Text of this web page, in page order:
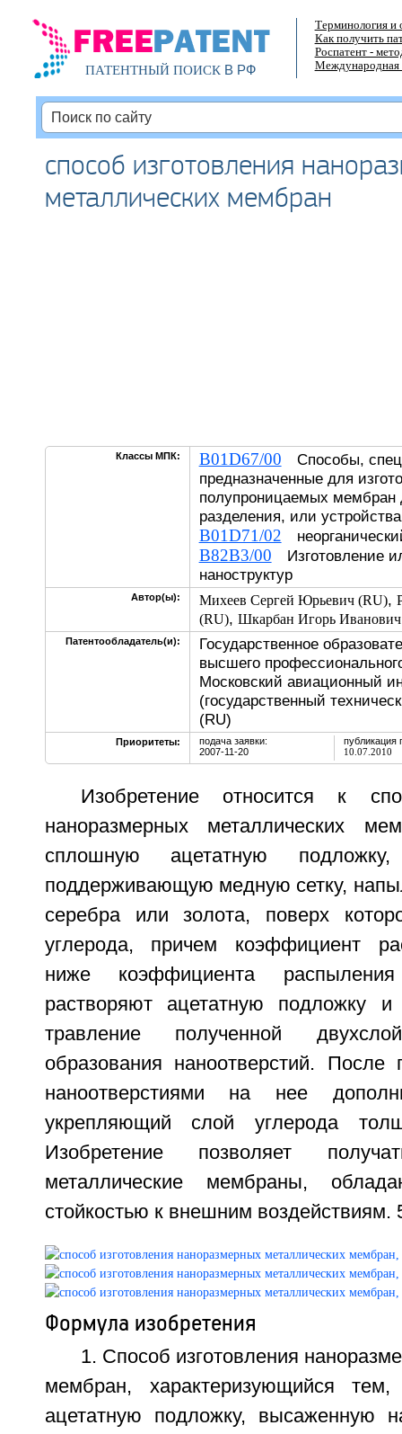
ПАТЕНТНЫЙ ПОИСКВ РФ
Терминология и
Как получить
Роспатент -
Международная
способ изготовления
металлических мембран
Классы МПК: B01D67/00 Способы,
предназначенные для
полупроницаемых мембран
разделения, или
B01D71/02
B82B3/00 Изготовление
наноструктур
Автор(ы): Михеев Сергей Юрьевич (RU),
(RU), Шкарбан Игорь
Патентообладатель(и):
Государственное
высшего
Московский авиационный
(государственный
(RU)
Приоритеты:
подача заявки:
2007-11-20
публикация
10.07.2010
Изобретение относится к
наноразмерных металлических
сплошную ацетатную
поддерживающую медную сетку,
серебра или золота, поверх
углерода, причем коэффициент
ниже коэффициента
растворяют ацетатную подложку и
травление полученной
образования наноотверстий. После
наноотверстиями на нее
укрепляющий слой углерода
Изобретение позволяет
металлические мембраны,
стойкостью к внешним
Формула изобретения
1. Способ изготовления
мембран, характеризующийся
ацетатную подложку, высаженную